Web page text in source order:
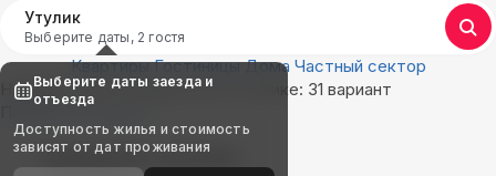
Утулик
Выберите даты, 2 гостя
Квартиры Гостиницы Дома Частный сектор
Найдём, где остановиться в Утулике: 31 вариант
Показать на карте
Выбирайте лучшее
Выберите даты заезда и
отъезда
Доступность жилья и стоимость
зависят от дат проживания